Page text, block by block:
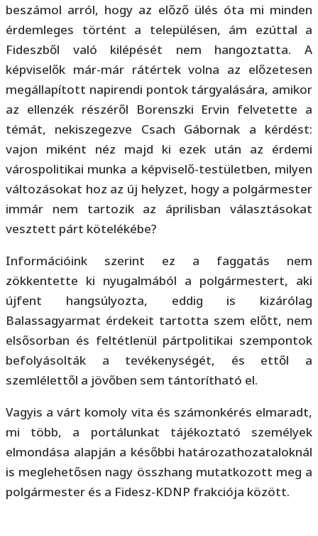
beszámol arról, hogy az előző ülés óta mi minden
érdemleges történt a településen, ám ezúttal a
Fideszből való kilépését nem hangoztatta. A
képviselők már-már rátértek volna az előzetesen
megállapított napirendi pontok tárgyalására, amikor
az ellenzék részéről Borenszki Ervin felvetette a
témát, nekiszegezve Csach Gábornak a kérdést:
vajon miként néz majd ki ezek után az érdemi
várospolitikai munka a képviselő-testületben, milyen
változásokat hoz az új helyzet, hogy a polgármester
immár nem tartozik az áprilisban választásokat
vesztett párt kötelékébe?
Információink szerint ez a faggatás nem
zökkentette ki nyugalmából a polgármestert, aki
újfent hangsúlyozta, eddig is kizárólag
Balassagyarmat érdekeit tartotta szem előtt, nem
elsősorban és feltétlenül pártpolitikai szempontok
befolyásolták a tevékenységét, és ettől a
szemlélettől a jövőben sem tántorítható el.
Vagyis a várt komoly vita és számonkérés elmaradt,
mi több, a portálunkat tájékoztató személyek
elmondása alapján a későbbi határozathozataloknál
is meglehetősen nagy összhang mutatkozott meg a
polgármester és a Fidesz-KDNP frakciója között.